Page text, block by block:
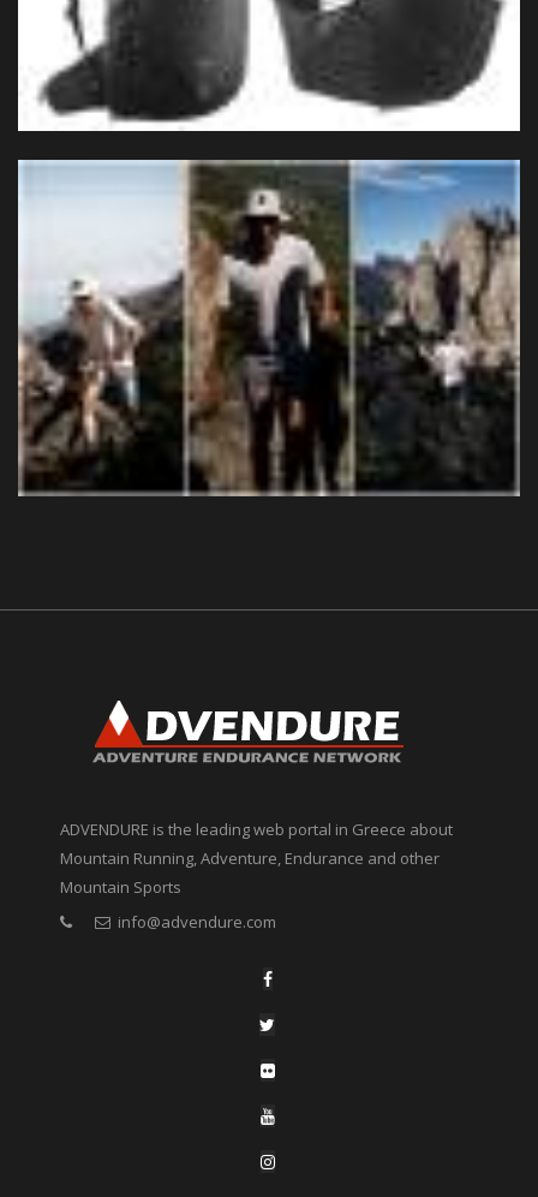
ADVENDURE is the leading web portal in Greece about
Mountain Running, Adventure, Endurance and other
Mountain Sports
info@advendure.com